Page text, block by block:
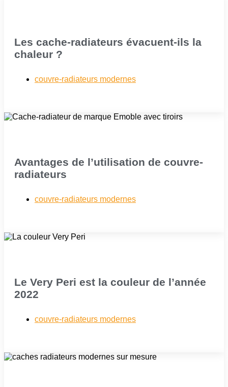
Les cache-radiateurs évacuent-ils la
chaleur ?
couvre-radiateurs modernes
Avantages de l’utilisation de couvre-
radiateurs
couvre-radiateurs modernes
Le Very Peri est la couleur de l’année
2022
couvre-radiateurs modernes